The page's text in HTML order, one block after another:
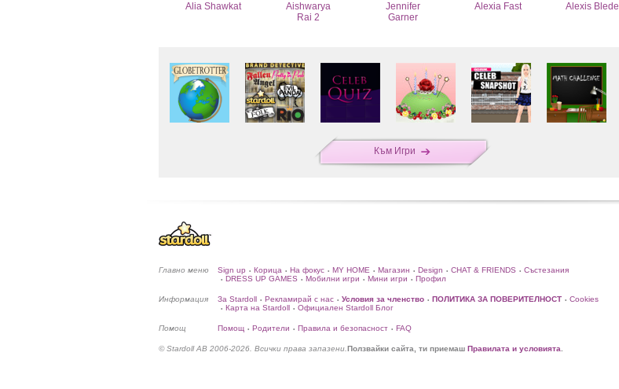
Alia Shawkat
Aishwarya
Rai 2
Jennifer
Garner
Alexia Fast Alexis Bledel
Към Игри
Главно меню Sign up • Корица • На фокус • MY HOME • Магазин • Design • CHAT & FRIENDS • Състезания
• DRESS UP GAMES • Мобилни игри • Мини игри • Профил
Информация За Stardoll • Рекламирай с нас • Условия за членство • ПОЛИТИКА ЗА ПОВЕРИТЕЛНОСТ • Cookies
• Карта на Stardoll • Официален Stardoll Блог
Помощ Помощ • Родители • Правила и безопасност • FAQ
© Stardoll AB 2006-2026. Всички права запазени. Ползвайки сайта, ти приемаш Правилата и условията